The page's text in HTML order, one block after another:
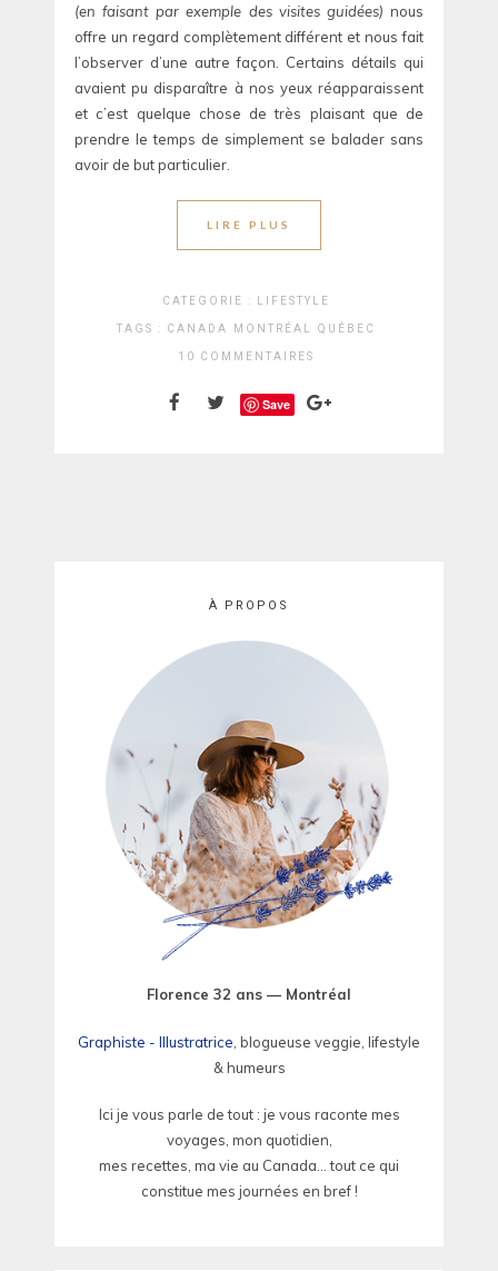
(en faisant par exemple des visites guidées) nous
offre un regard complètement différent et nous fait
l’observer d’une autre façon. Certains détails qui
avaient pu disparaître à nos yeux réapparaissent
et c’est quelque chose de très plaisant que de
prendre le temps de simplement se balader sans
avoir de but particulier.
LIRE PLUS
CATEGORIE : LIFESTYLE
TAGS : CANADA MONTRÉAL QUÉBEC
10 COMMENTAIRES
Save
À PROPOS
Florence 32 ans — Montréal
Graphiste - Illustratrice , blogueuse veggie, lifestyle
& humeurs
Ici je vous parle de tout : je vous raconte mes
voyages, mon quotidien,
mes recettes, ma vie au Canada... tout ce qui
constitue mes journées en bref !